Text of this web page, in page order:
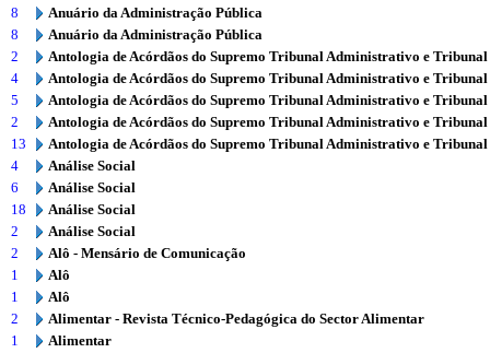
8
Anuário da Administração Pública
8
Anuário da Administração Pública
2
Antologia de Acórdãos do Supremo Tribunal Administrativo e
4
Antologia de Acórdãos do Supremo Tribunal Administrativo e
5
Antologia de Acórdãos do Supremo Tribunal Administrativo e
2
Antologia de Acórdãos do Supremo Tribunal Administrativo e
13
Antologia de Acórdãos do Supremo Tribunal Administrativo e
4
Análise Social
6
Análise Social
18
Análise Social
2
Análise Social
2
Alô - Mensário de Comunicação
1
Alô
1
Alô
2
Alimentar - Revista Técnico-Pedagógica do Sector Alimentar
1
Alimentar